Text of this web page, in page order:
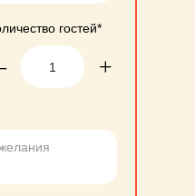
гостей*
+